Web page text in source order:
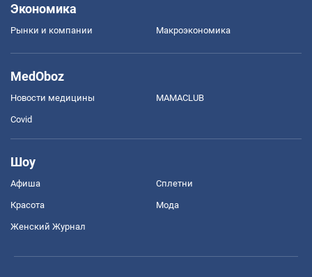
Экономика
Рынки и компании Mакроэкономика
MedOboz
Новости медицины MAMACLUB
Covid
Шоу
Афиша Сплетни
Красота Мода
Женский Журнал